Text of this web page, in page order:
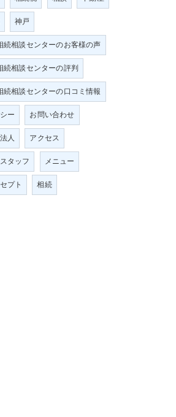
神戸
続相談センターのお客様の声
続相談センターの評判
続相談センターの口コミ情報
ー
お問い合わせ
人
アクセス
スタッフ
メニュー
プト 相続